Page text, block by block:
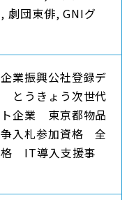
劇団東俳, GNIグ
業振興公社登録デ
とうきょう次世代
企業 東京都物品
入札参加資格 全
格 IT導入支援事